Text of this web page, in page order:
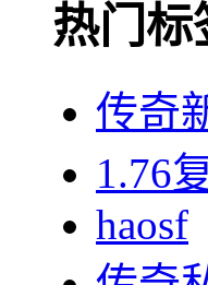
热门标
传奇
1.76
haosf